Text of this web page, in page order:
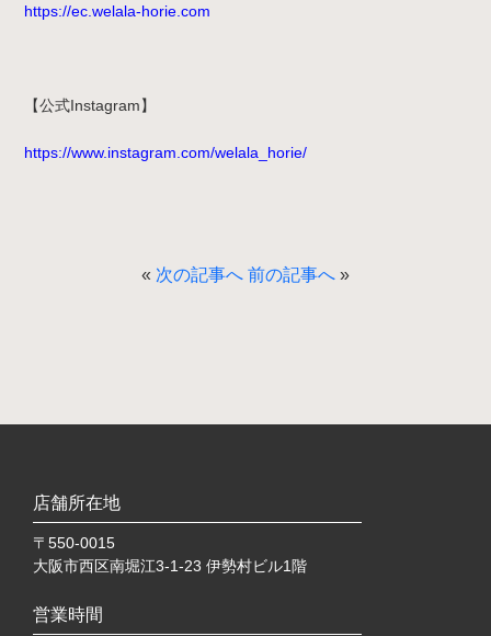
https://ec.welala-horie.com
【公式Instagram】
https://www.instagram.com/welala_horie/
« 次の記事へ 前の記事へ »
店舗所在地
〒550-0015
大阪市西区南堀江3-1-23 伊勢村ビル1階
営業時間